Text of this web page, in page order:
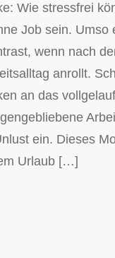
Wie stressfrei
Job sein. Umso
wenn nach
anrollt.
an das
ein. Dieses
Urlaub […]